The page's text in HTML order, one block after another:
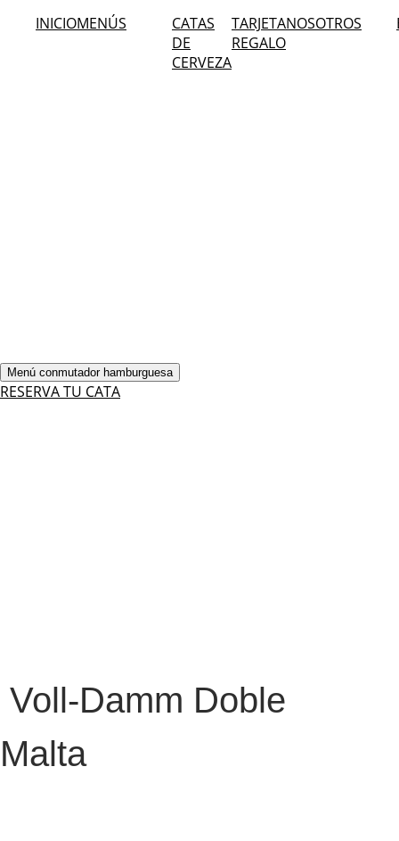
INICIOMENÚS
CATAS
DE
CERVEZA
TARJETA
REGALO
NOSOTROS
Menú conmutador hamburguesa
RESERVA TU CATA
Voll-Damm Doble
Malta